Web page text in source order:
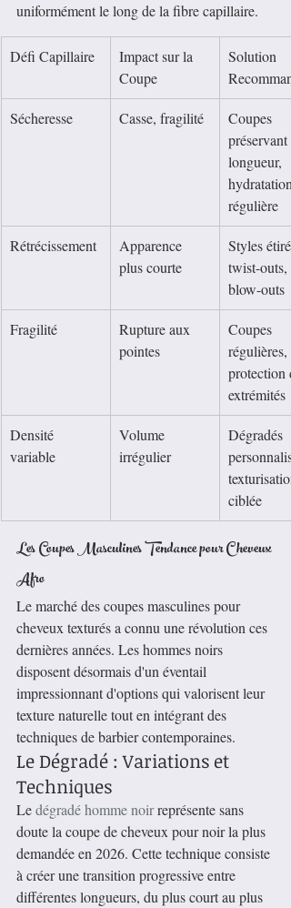
uniformément le long de la fibre capillaire.
Défi Capillaire
Impact sur la
Coupe
Solution
Sécheresse Casse, fragilité
Coupes
préservant
longueur,
hydratation
régulière
Rétrécissement
Apparence
plus courte
Styles
twist-outs,
blow-outs
Fragilité
Rupture aux
pointes
Coupes
régulières,
protection
extrémités
Densité
variable
Volume
irrégulier
Dégradés
texturisation
ciblée
Les Coupes Masculines Tendance pour Cheveux
Afro
Le marché des coupes masculines pour
cheveux texturés a connu une révolution ces
dernières années. Les hommes noirs
disposent désormais d'un éventail
impressionnant d'options qui valorisent leur
texture naturelle tout en intégrant des
techniques de barbier contemporaines.
Le Dégradé : Variations et
Techniques
Le dégradé homme noir représente sans
doute la coupe de cheveux pour noir la plus
demandée en 2026. Cette technique consiste
à créer une transition progressive entre
différentes longueurs, du plus court au plus